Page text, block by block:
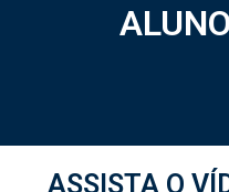
ASSISTA O